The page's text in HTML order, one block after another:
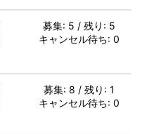
募集: 5 / 残り: 5
キャンセル待ち: 0
募集: 8 / 残り: 1
キャンセル待ち: 0